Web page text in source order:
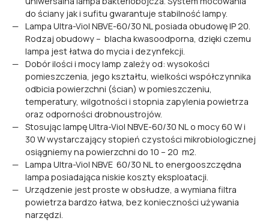
do ściany jak i sufitu gwarantuje stabilność lampy.
Lampa Ultra-Viol NBVE-60/30 NL posiada obudowę IP 20.
Rodzaj obudowy – blacha kwasoodporna, dzięki czemu
lampa jest łatwa do mycia i dezynfekcji.
Dobór ilości i mocy lamp zależy od: wysokości
pomieszczenia, jego kształtu, wielkości współczynnika
odbicia powierzchni (ścian) w pomieszczeniu,
temperatury, wilgotności i stopnia zapylenia powietrza
oraz odporności drobnoustrojów.
Stosując lampę Ultra-Viol NBVE-60/30 NL o mocy 60 W i
30 W wystarczający stopień czystości mikrobiologicznej
osiągniemy na powierzchni do 10 – 20 m2.
Lampa Ultra-Viol NBVE 60/30 NL to energooszczędna
lampa posiadająca niskie koszty eksploatacji.
Urządzenie jest proste w obsłudze, a wymiana filtra
powietrza bardzo łatwa, bez konieczności używania
narzędzi.